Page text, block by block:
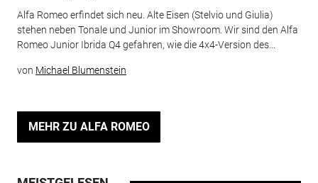
Alfa Romeo erfindet sich neu. Alte Eisen (Stelvio und Giulia)
stehen neben Tonale und Junior im Showroom. Wir sind den Alfa
Romeo Junior Ibrida Q4 gefahren, wie die 4x4-Version des...
von Michael Blumenstein
MEHR ZU ALFA ROMEO